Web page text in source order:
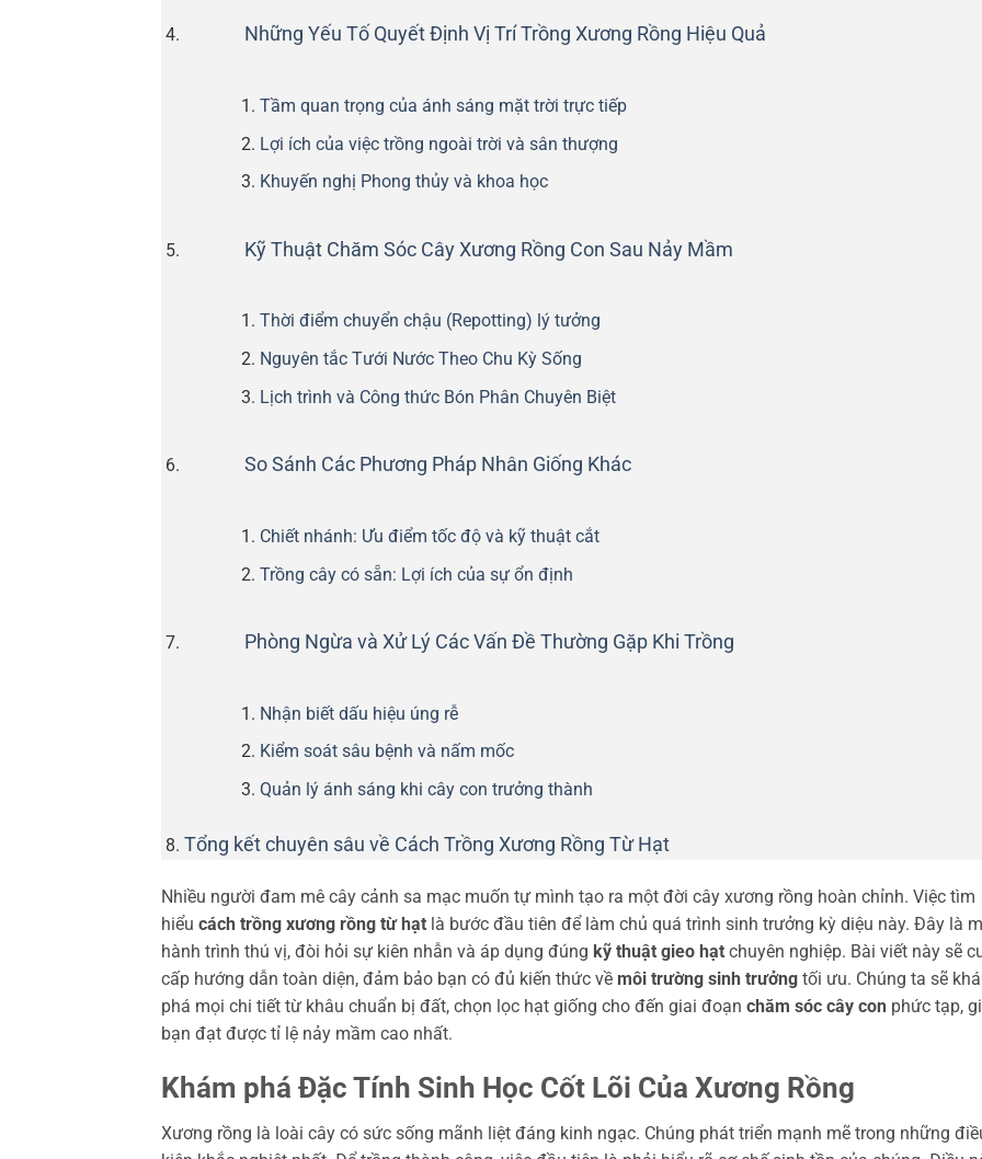
Những Yếu Tố Quyết Định Vị Trí Trồng Xương Rồng Hiệu Quả
Tầm quan trọng của ánh sáng mặt trời trực tiếp
Lợi ích của việc trồng ngoài trời và sân thượng
Khuyến nghị Phong thủy và khoa học
Kỹ Thuật Chăm Sóc Cây Xương Rồng Con Sau Nảy Mầm
Thời điểm chuyển chậu (Repotting) lý tưởng
Nguyên tắc Tưới Nước Theo Chu Kỳ Sống
Lịch trình và Công thức Bón Phân Chuyên Biệt
So Sánh Các Phương Pháp Nhân Giống Khác
Chiết nhánh: Ưu điểm tốc độ và kỹ thuật cắt
Trồng cây có sẵn: Lợi ích của sự ổn định
Phòng Ngừa và Xử Lý Các Vấn Đề Thường Gặp Khi Trồng
Nhận biết dấu hiệu úng rễ
Kiểm soát sâu bệnh và nấm mốc
Quản lý ánh sáng khi cây con trưởng thành
Tổng kết chuyên sâu về Cách Trồng Xương Rồng Từ Hạt
Nhiều người đam mê cây cảnh sa mạc muốn tự mình tạo ra một đời cây xương rồng hoàn chỉnh. Việc tìm
hiểu cách trồng xương rồng từ hạt là bước đầu tiên để làm chủ quá trình sinh trưởng kỳ diệu này. Đây là
hành trình thú vị, đòi hỏi sự kiên nhẫn và áp dụng đúng kỹ thuật gieo hạt chuyên nghiệp. Bài viết này sẽ
cấp hướng dẫn toàn diện, đảm bảo bạn có đủ kiến thức về môi trường sinh trưởng tối ưu. Chúng ta sẽ
phá mọi chi tiết từ khâu chuẩn bị đất, chọn lọc hạt giống cho đến giai đoạn chăm sóc cây con phức tạp,
bạn đạt được tỉ lệ nảy mầm cao nhất.
Khám phá Đặc Tính Sinh Học Cốt Lõi Của Xương Rồng
Xương rồng là loài cây có sức sống mãnh liệt đáng kinh ngạc. Chúng phát triển mạnh mẽ trong những